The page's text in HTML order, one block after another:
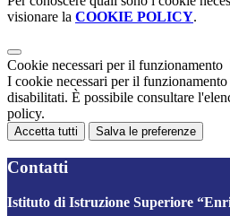
visionare la COOKIE POLICY.
Cookie necessari per il funzionamento
I cookie necessari per il funzionamento
disabilitati. È possibile consultare
policy.
Accetta tutti Salva le preferenze
Contatti
Istituto di Istruzione Superiore